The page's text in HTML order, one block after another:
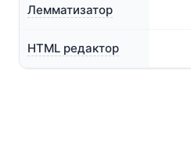
Лемматизатор
HTML редактор